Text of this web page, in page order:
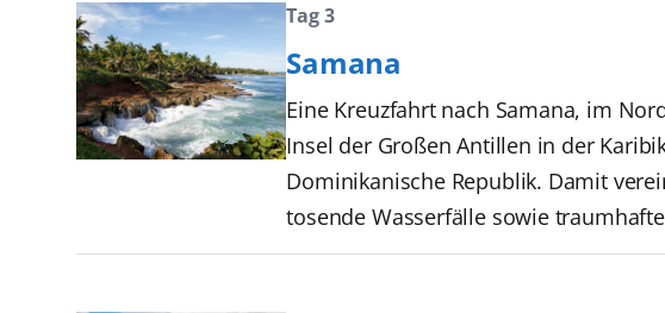
Tag 3
Samana
Eine Kreuzfahrt nach Samana, im
Insel der Großen Antillen in der
Dominikanische Republik. Damit
tosende Wasserfälle sowie